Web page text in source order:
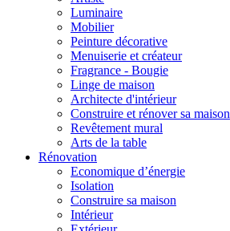
Luminaire
Mobilier
Peinture décorative
Menuiserie et créateur
Fragrance - Bougie
Linge de maison
Architecte d'intérieur
Construire et rénover sa maison
Revêtement mural
Arts de la table
Rénovation
Economique d’énergie
Isolation
Construire sa maison
Intérieur